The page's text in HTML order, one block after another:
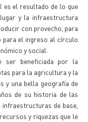
el resultado de lo que
y la infraestructura
con provecho, para
para el ingreso al círculo
y social.
ser beneficiada por la
para la agricultura y la
y una bella geografía de
de su historia de las
de base,
y riquezas que le